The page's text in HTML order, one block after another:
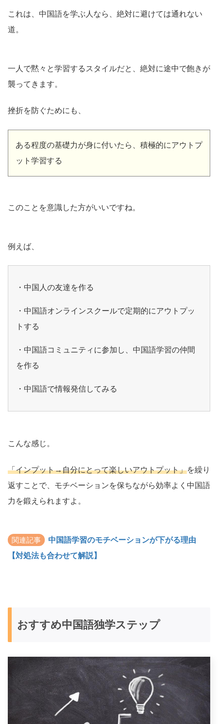
これは、中国語を学ぶ人なら、絶対に避けては通れない
道。
一人で黙々と学習するスタイルだと、絶対に途中で飽きが
襲ってきます。
挫折を防ぐためにも、
ある程度の基礎力が身に付いたら、積極的にアウトプ
ット学習する
このことを意識した方がいいですね。
例えば、
・中国人の友達を作る
・中国語オンラインスクールで定期的にアウトプッ
トする
・中国語コミュニティに参加し、中国語学習の仲間
を作る
・中国語で情報発信してみる
こんな感じ。
「インプット→自分にとって楽しいアウトプット」を繰り
返すことで、モチベーションを保ちながら効率よく中国語
力を鍛えられますよ。
関連記事
中国語学習のモチベーションが下がる理由
【対処法も合わせて解説】
おすすめ中国語独学ステップ